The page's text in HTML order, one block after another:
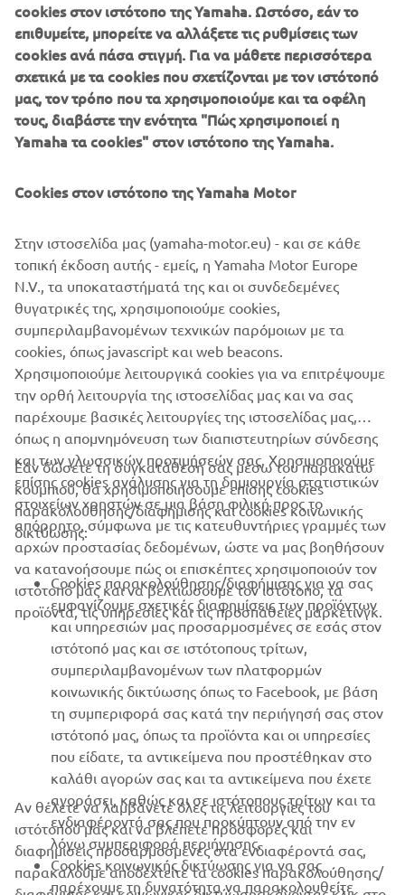
τους πελάτες των eBikes μας πιο
αποτελεσματικά και με μικρότερους
χρόνους παράδοσης, εξασφαλίζοντας
μεγαλύτερη ευελιξία και πιο άμεση
απόκριση στον προγραμματισμό της
παραγωγής.
Yamaha Motor Europe N.V.
ΑΝΑΚΑΛΎΨΤΕ ΤΟΝ YAMAHA PWSERIES S2
ΕΤΑΙΡΕΊΑ
B2B
ΠΕΡΙΣΣΌΤΕΡΑ YAMAHA
SUPPORT
ΕΝΗΜΕΡΩΤΙΚΟ ΔΕΛΤΙΟ
Γίνετε ο πρώτος που θα μάθετε για τις τελευταίες προσφορές, τις
ειδικές εκδηλώσεις, τις νέες κυκλοφορίες και πολλά άλλα
ΕΓΓΡΑΦΉ
cookies στον ιστότοπο της Yamaha. Ωστόσο, εάν το
επιθυμείτε, μπορείτε να αλλάξετε τις ρυθμίσεις των
cookies ανά πάσα στιγμή. Για να μάθετε περισσότερα
σχετικά με τα cookies που σχετίζονται με τον ιστότοπό
μας, τον τρόπο που τα χρησιμοποιούμε και τα οφέλη
τους, διαβάστε την ενότητα "Πώς χρησιμοποιεί η
Yamaha τα cookies" στον ιστότοπο της Yamaha.
Cookies στον ιστότοπο της Yamaha Motor
Στην ιστοσελίδα μας (yamaha-motor.eu) - και σε κάθε
τοπική έκδοση αυτής - εμείς, η Yamaha Motor Europe
N.V., τα υποκαταστήματά της και οι συνδεδεμένες
θυγατρικές της, χρησιμοποιούμε cookies,
συμπεριλαμβανομένων τεχνικών παρόμοιων με τα
cookies, όπως javascript και web beacons.
Χρησιμοποιούμε λειτουργικά cookies για να επιτρέψουμε
την ορθή λειτουργία της ιστοσελίδας μας και να σας
παρέχουμε βασικές λειτουργίες της ιστοσελίδας μας,
όπως η απομνημόνευση των διαπιστευτηρίων σύνδεσης
και των γλωσσικών προτιμήσεών σας. Χρησιμοποιούμε
επίσης cookies ανάλυσης για τη δημιουργία στατιστικών
στοιχείων χρηστών σε μια βάση φιλική προς το
απόρρητο, σύμφωνα με τις κατευθυντήριες γραμμές των
αρχών προστασίας δεδομένων, ώστε να μας βοηθήσουν
να κατανοήσουμε πώς οι επισκέπτες χρησιμοποιούν τον
ιστότοπό μας και να βελτιώσουμε τον ιστότοπο, τα
προϊόντα, τις υπηρεσίες και τις προσπάθειες μάρκετινγκ.
Εάν δώσετε τη συγκατάθεσή σας μέσω του παρακάτω
κουμπιού, θα χρησιμοποιήσουμε επίσης cookies
παρακολούθησης/διαφήμισης και cookies κοινωνικής
δικτύωσης:
Cookies παρακολούθησης/διαφήμισης για να σας
εμφανίζουμε σχετικές διαφημίσεις των προϊόντων
και υπηρεσιών μας προσαρμοσμένες σε εσάς στον
ιστότοπό μας και σε ιστότοπους τρίτων,
συμπεριλαμβανομένων των πλατφορμών
κοινωνικής δικτύωσης όπως το Facebook, με βάση
τη συμπεριφορά σας κατά την περιήγησή σας στον
ιστότοπό μας, όπως τα προϊόντα και οι υπηρεσίες
που είδατε, τα αντικείμενα που προστέθηκαν στο
καλάθι αγορών σας και τα αντικείμενα που έχετε
αγοράσει, καθώς και σε ιστότοπους τρίτων και τα
ενδιαφέροντά σας που προκύπτουν από την εν
λόγω συμπεριφορά περιήγησης.
Cookies κοινωνικής δικτύωσης για να σας
παρέχουμε τη δυνατότητα να παρακολουθείτε
Αν θέλετε να λαμβάνετε όλες τις λειτουργίες του
ιστότοπού μας και να βλέπετε προσφορές και
διαφημίσεις προσαρμοσμένες στα ενδιαφέροντά σας,
παρακαλούμε αποδεχτείτε τα cookies παρακολούθησης/